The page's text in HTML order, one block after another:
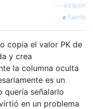
aizquier
fuente
copia el valor PK de
y crea
la columna oculta
es un
quería señalarlo
en un problema